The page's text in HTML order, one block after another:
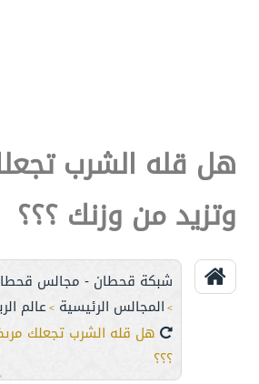
هل قله الشرب
وتزيد من وزنك ؟؟؟
شبكة قحطان - مجالس
> المجالس الرئيسية > عالم
هل قله الشرب تجعلك
؟؟؟